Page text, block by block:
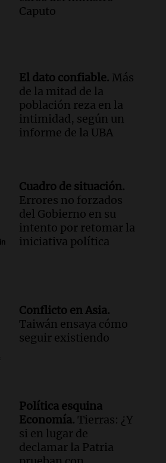
de un docente
Caputo
El dato confiable. Más
de la mitad de la
población reza en la
intimidad, según un
informe de la UBA
Cuadro de situación.
Errores no forzados
del Gobierno en su
intento por retomar la
iniciativa política
Conflicto en Asia.
Taiwán ensaya cómo
seguir existiendo
Política esquina
Economía. Tierras: ¿Y
si en lugar de
declamar la Patria